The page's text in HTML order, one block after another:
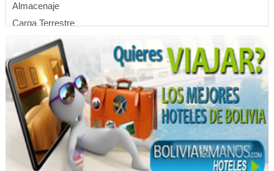
Almacenaje
Carga Terrestre
Encomiendas
Embalajes
Mudanzas
Mudanzas Nacionales
Servicio de Carga y Transporte
Transporte de Carga Nacional
Transporte Terrestre
Transporte de carga terrestre